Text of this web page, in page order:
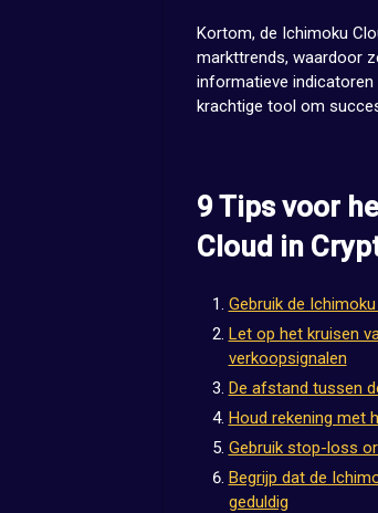
Kortom, de Ichimoku
markttrends, waardoor
informatieve
krachtige tool om
9 Tips voor
Cloud in
Gebruik de
Let op het kruisen
verkoopsignalen
De afstand tussen
Houd rekening met
Gebruik stop-loss
Begrijp dat de
geduldig